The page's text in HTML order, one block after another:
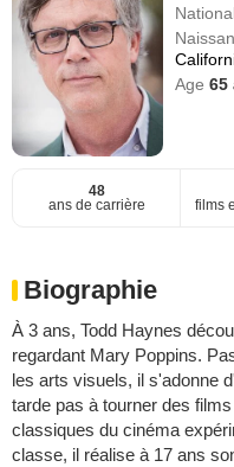
Age65
48
ans de carrière
films
Biographie
À 3 ans, Todd Haynes
regardant Mary Poppins.
les arts visuels, il s'adonne
tarde pas à tourner des
classiques du cinéma
classe, il réalise à 17 ans